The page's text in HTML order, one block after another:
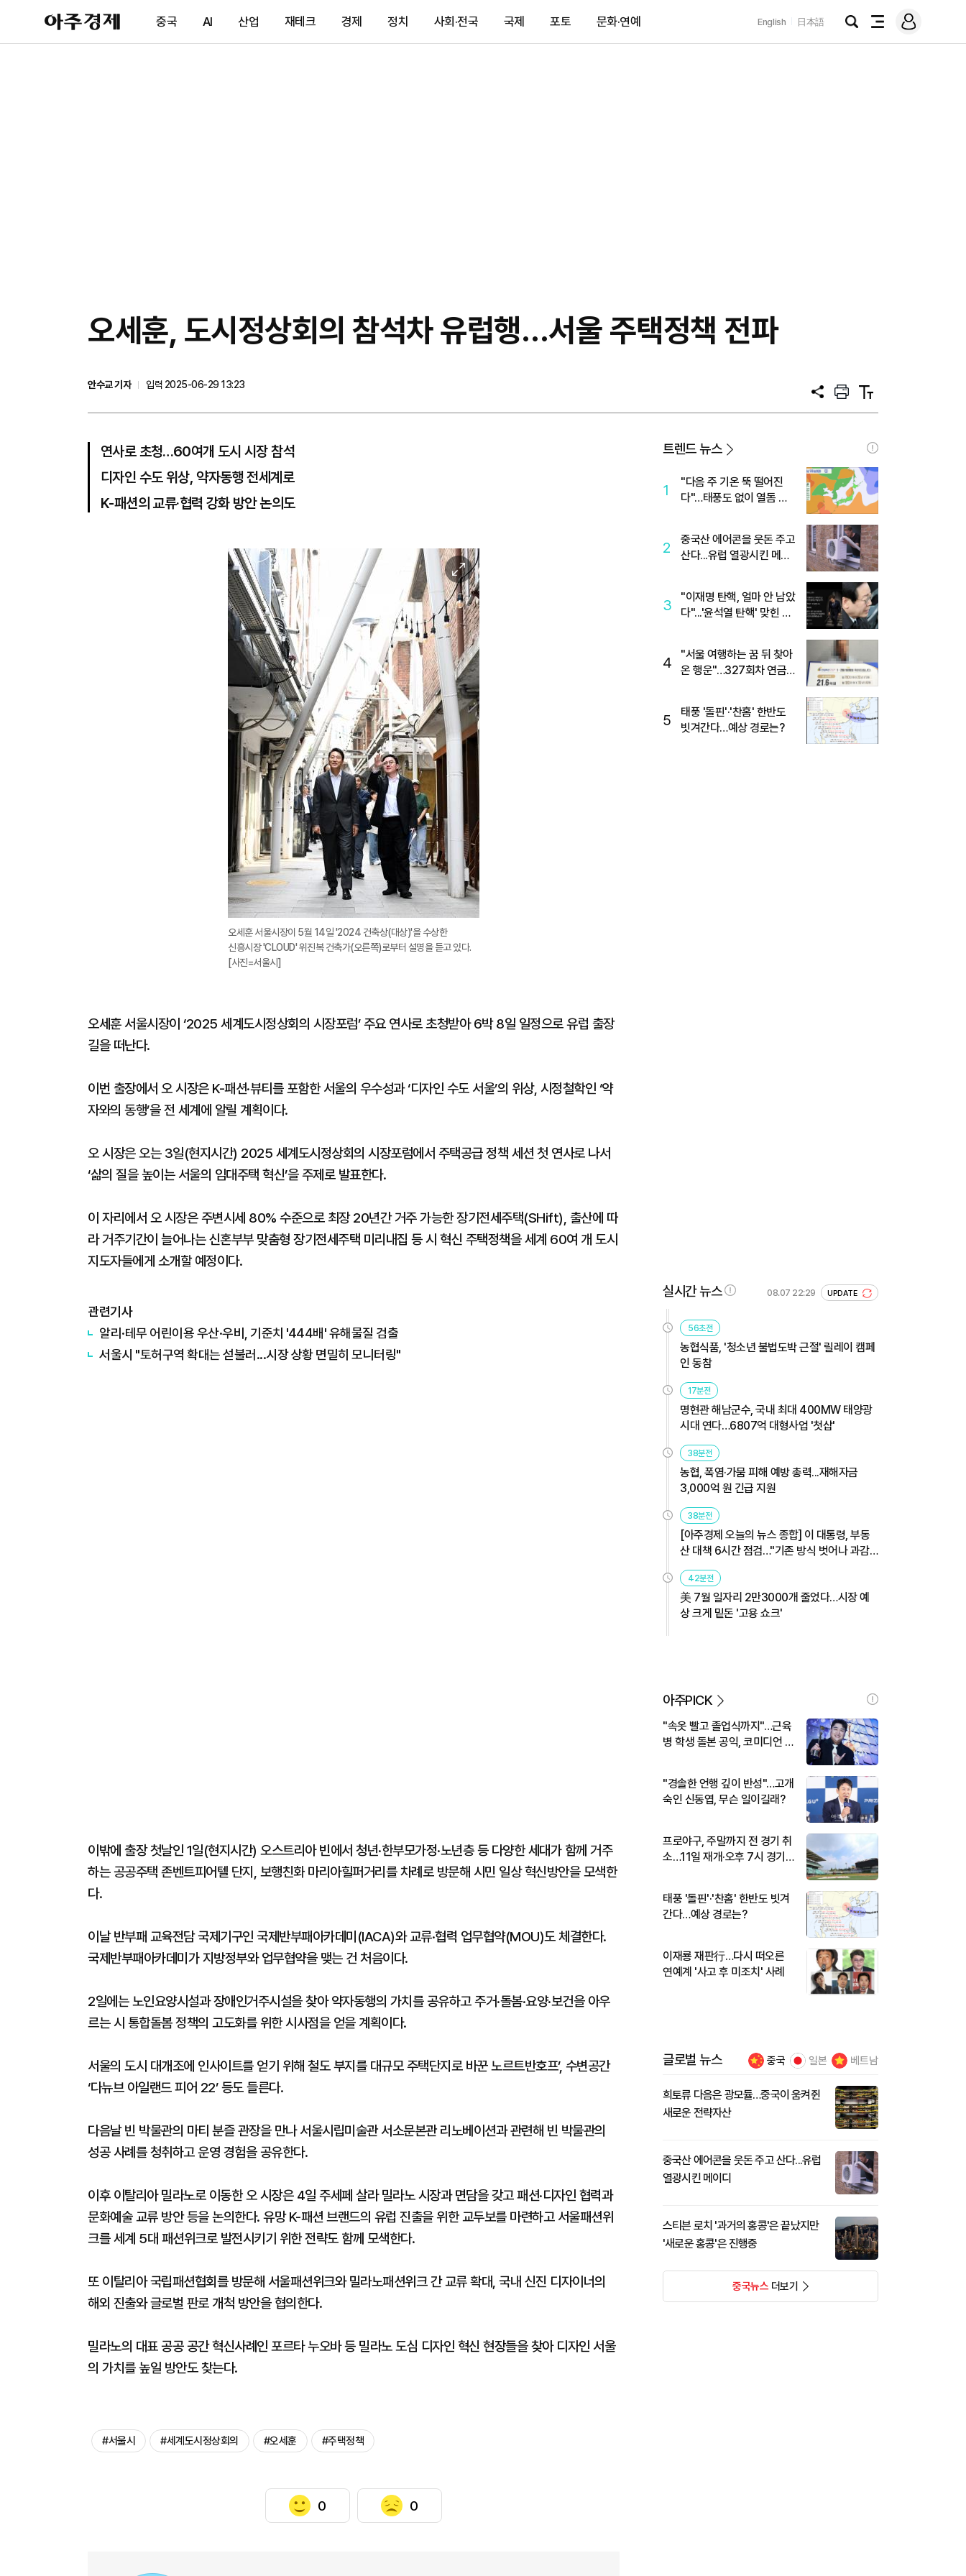
아
주
제
중국 AI 산업 재테크 경제 정치 사회·전국 국제 포토 문화·연예 English 日本語
검
전
메
그
오세훈, 도시정상회의 참석차 유럽행…서울 주택정책 전파
안수교 기자
입력 2025-06-29 13:23
공
프
트
텍
트
연사로 초청…60여개 도시 시장 참석
디자인 수도 위상, 약자동행 전세계로
K-패션의 교류·협력 강화 방안 논의도
이
미
지
확
대
오세훈 서울시장이 5월 14일 '2024 건축상(대상)'을 수상한
신흥시장 'CLOUD' 위진복 건축가(오른쪽)로부터 설명을 듣고 있다.
[사진=서울시]
오세훈 서울시장이 ‘2025 세계도시정상회의 시장포럼’ 주요 연사로 초청받아 6박 8일 일정으로 유럽 출장
길을 떠난다.
이번 출장에서 오 시장은 K-패션·뷰티를 포함한 서울의 우수성과 ‘디자인 수도 서울’의 위상, 시정철학인 ‘약
자와의 동행’을 전 세계에 알릴 계획이다.
오 시장은 오는 3일(현지시간) 2025 세계도시정상회의 시장포럼에서 주택공급 정책 세션 첫 연사로 나서
‘삶의 질을 높이는 서울의 임대주택 혁신’을 주제로 발표한다.
이 자리에서 오 시장은 주변시세 80% 수준으로 최장 20년간 거주 가능한 장기전세주택(SHift), 출산에 따
라 거주기간이 늘어나는 신혼부부 맞춤형 장기전세주택 미리내집 등 시 혁신 주택정책을 세계 60여 개 도시
지도자들에게 소개할 예정이다.
관련기사
알리·테무 어린이용 우산·우비, 기준치 '444배' 유해물질 검출
서울시 "토허구역 확대는 섣불러...시장 상황 면밀히 모니터링"
이밖에 출장 첫날인 1일(현지시간) 오스트리아 빈에서 청년·한부모가정·노년층 등 다양한 세대가 함께 거주
하는 공공주택 존벤트피어텔 단지, 보행친화 마리아힐퍼거리를 차례로 방문해 시민 일상 혁신방안을 모색한
다.
이날 반부패 교육전담 국제기구인 국제반부패아카데미(IACA)와 교류·협력 업무협약(MOU)도 체결한다.
국제반부패아카데미가 지방정부와 업무협약을 맺는 건 처음이다.
2일에는 노인요양시설과 장애인거주시설을 찾아 약자동행의 가치를 공유하고 주거·돌봄·요양·보건을 아우
르는 시 통합돌봄 정책의 고도화를 위한 시사점을 얻을 계획이다.
서울의 도시 대개조에 인사이트를 얻기 위해 철도 부지를 대규모 주택단지로 바꾼 노르트반호프’, 수변공간
‘다뉴브 아일랜드 피어 22’ 등도 들른다.
다음날 빈 박물관의 마티 분즐 관장을 만나 서울시립미술관 서소문본관 리노베이션과 관련해 빈 박물관의
성공 사례를 청취하고 운영 경험을 공유한다.
이후 이탈리아 밀라노로 이동한 오 시장은 4일 주세페 살라 밀라노 시장과 면담을 갖고 패션·디자인 협력과
문화예술 교류 방안 등을 논의한다. 유망 K-패션 브랜드의 유럽 진출을 위한 교두보를 마련하고 서울패션위
크를 세계 5대 패션위크로 발전시키기 위한 전략도 함께 모색한다.
또 이탈리아 국립패션협회를 방문해 서울패션위크와 밀라노패션위크 간 교류 확대, 국내 신진 디자이너의
해외 진출와 글로벌 판로 개척 방안을 협의한다.
밀라노의 대표 공공 공간 혁신사례인 포르타 누오바 등 밀라노 도심 디자인 혁신 현장들을 찾아 디자인 서울
의 가치를 높일 방안도 찾는다.
#서울시 #세계도시정상회의 #오세훈 #주택정책
0 0
트렌드 뉴스
1
"다음 주 기온 뚝 떨어진
다"…태풍도 없이 열돔 박
2
중국산 에어콘을 웃돈 주고
산다...유럽 열광시킨 메이
3
"이재명 탄핵, 얼마 안 남았
다"...'윤석열 탄핵' 맞힌 무
4
"서울 여행하는 꿈 뒤 찾아
온 행운"…327회차 연금
5
태풍 '돌핀'·'찬홈' 한반도
빗겨간다…예상 경로는?
실시간 뉴스 08.07 22:29 UPDATE
56초전
농협식품, '청소년 불법도박 근절' 릴레이 캠페
인 동참
17분전
명현관 해남군수, 국내 최대 400MW 태양광
시대 연다…6807억 대형사업 '첫삽'
38분전
농협, 폭염·가뭄 피해 예방 총력...재해자금
3,000억 원 긴급 지원
38분전
[아주경제 오늘의 뉴스 종합] 이 대통령, 부동
산 대책 6시간 점검…"기존 방식 벗어나 과감
히 실행" 外
42분전
美 7월 일자리 2만3000개 줄었다…시장 예
상 크게 밑돈 '고용 쇼크'
아주PICK
"속옷 빨고 졸업식까지"…근육
병 학생 돌본 공익, 코미디언 김
"경솔한 언행 깊이 반성"…고개
숙인 신동엽, 무슨 일이길래?
프로야구, 주말까지 전 경기 취
소…11일 재개·오후 7시 경기
태풍 '돌핀'·'찬홈' 한반도 빗겨
간다…예상 경로는?
이재룡 재판行…다시 떠오른
연예계 '사고 후 미조치' 사례
글로벌 뉴스 중국 일본 베트남
희토류 다음은 광모듈…중국이 움켜쥔
새로운 전략자산
중국산 에어콘을 웃돈 주고 산다...유럽
열광시킨 메이디
스티븐 로치 '과거의 홍콩'은 끝났지만
'새로운 홍콩'은 진행중
중국뉴스더보기